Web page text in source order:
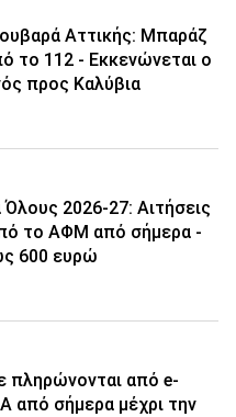
Αττικής: Μπαράζ
το 112 - Εκκενώνεται ο
προς Καλύβια
Όλους 2026-27: Αιτήσεις
το ΑΦΜ από σήμερα -
600 ευρώ
πληρώνονται από e-
από σήμερα μέχρι την